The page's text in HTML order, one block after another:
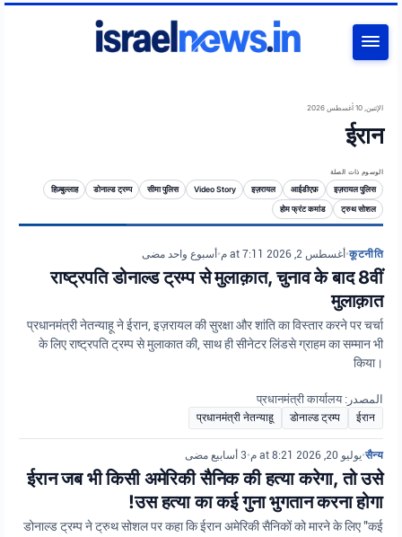
الإثنين, 10 أغسطس 2026
ईरान
الوسوم ذات الصلة
इज़रायल पुलिस
आईडीएफ़
इज़रायल
Video Story
सीमा पुलिस
डोनाल्ड ट्रम्प
हिज़्बुल्लाह
ट्रुथ सोशल
होम फ्रंट कमांड
कूटनीति
• أغسطس 2, 2026 at 7:11 م • أسبوع واحد مضى
राष्ट्रपति डोनाल्ड ट्रम्प से मुलाक़ात, चुनाव के बाद 8वीं
मुलाक़ात
प्रधानमंत्री नेतन्याहू ने ईरान, इज़रायल की सुरक्षा और शांति का विस्तार करने पर चर्चा
के लिए राष्ट्रपति ट्रम्प से मुलाकात की, साथ ही सीनेटर लिंडसे ग्राहम का सम्मान भी
किया।
المصدر: प्रधानमंत्री कार्यालय
ईरान
डोनाल्ड ट्रम्प
प्रधानमंत्री नेतन्याहू
सैन्य
•يوليو 20, 2026 at 8:21 م •3 أسابيع مضى
ईरान जब भी किसी अमेरिकी सैनिक की हत्या करेगा, तो उसे
उस हत्या का कई गुना भुगतान करना होगा!
डोनाल्ड ट्रम्प ने ट्रुथ सोशल पर कहा कि ईरान अमेरिकी सैनिकों को मारने के लिए "कई